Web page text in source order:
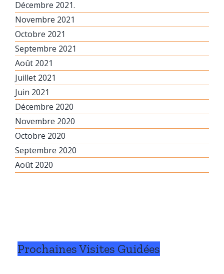
Décembre 2021.
Novembre 2021
Octobre 2021
Septembre 2021
Août 2021
Juillet 2021
Juin 2021
Décembre 2020
Novembre 2020
Octobre 2020
Septembre 2020
Août 2020
Prochaines Visites Guidées